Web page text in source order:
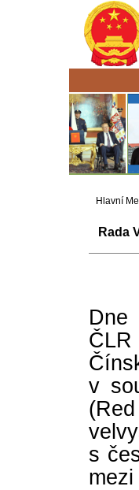
Hlavní
Rada
Dne
ČLR
v
s